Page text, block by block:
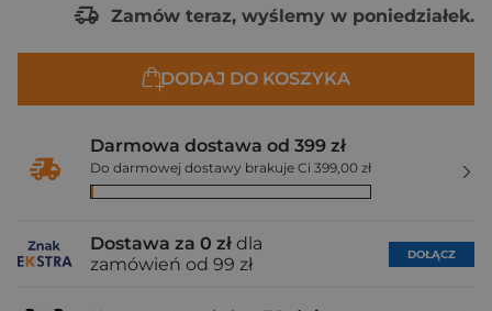
Zamów teraz, wyślemy w poniedziałek.
DODAJ DO KOSZYKA
Darmowa dostawa od 399 zł
Do darmowej dostawy brakuje Ci 399,00 zł
Dostawa za 0 zł dla
zamówień od 99 zł
DOŁĄCZ